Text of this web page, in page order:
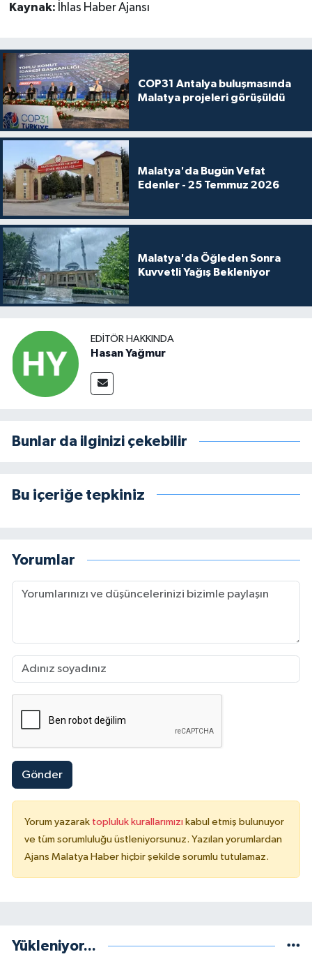
Kaynak: İhlas Haber Ajansı
COP31 Antalya buluşmasında
Malatya projeleri görüşüldü
Malatya'da Bugün Vefat
Edenler - 25 Temmuz 2026
Malatya'da Öğleden Sonra
Kuvvetli Yağış Bekleniyor
EDITÖR HAKKINDA
Hasan Yağmur
Bunlar da ilginizi çekebilir
Bu içeriğe tepkiniz
Yorumlar
Gönder
Yorum yazarak topluluk kurallarımızı kabul etmiş bulunuyor
ve tüm sorumluluğu üstleniyorsunuz. Yazılan yorumlardan
Ajans Malatya Haber hiçbir şekilde sorumlu tutulamaz.
Yükleniyor...